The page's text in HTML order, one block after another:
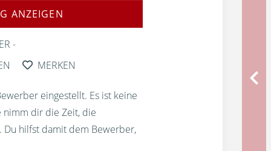
ANZEIGEN
MERKEN
eingestellt. Es ist keine
nimm dir die Zeit, die
. Du hilfst damit dem Bewerber,